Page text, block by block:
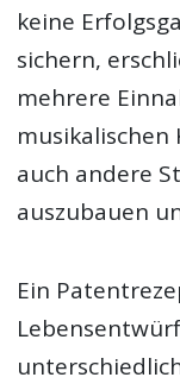
keine
sichern,
mehrere
auch andere
auszubauen
Ein